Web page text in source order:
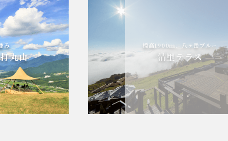
標高1900m、八ヶ岳ブルー
清里テラス